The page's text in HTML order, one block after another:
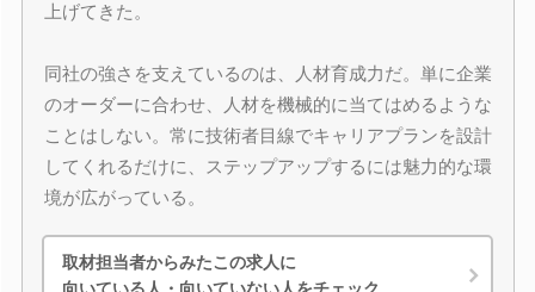
上げてきた。
同社の強さを支えているのは、人材育成力だ。単に企業
のオーダーに合わせ、人材を機械的に当てはめるような
ことはしない。常に技術者目線でキャリアプランを設計
してくれるだけに、ステップアップするには魅力的な環
境が広がっている。
取材担当者からみたこの求人に
向いている人・向いていない人をチェック